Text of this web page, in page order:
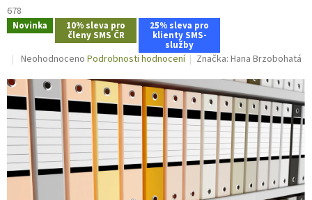
678
Novinka 10% sleva pro
členy SMS ČR
25% sleva pro
klienty SMS-
služby
Průměrné
produktu
je
0,0
z
5
hvězdiček.
Neohodnoceno Podrobnosti hodnocení Značka:Hana Brzobohatá